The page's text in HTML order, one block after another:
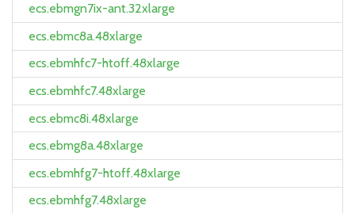
ecs.ebmgn7ix-ant.32xlarge
ecs.ebmc8a.48xlarge
ecs.ebmhfc7-htoff.48xlarge
ecs.ebmhfc7.48xlarge
ecs.ebmc8i.48xlarge
ecs.ebmg8a.48xlarge
ecs.ebmhfg7-htoff.48xlarge
ecs.ebmhfg7.48xlarge